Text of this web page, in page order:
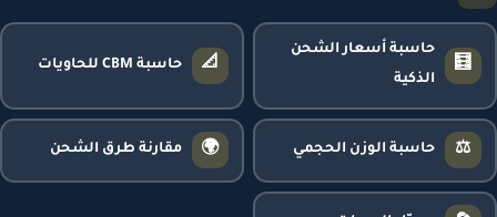
🧮
حاسبة أسعار الشحن
الذكية
📐 حاسبة CBM للحاويات
⚖️ حاسبة الوزن الحجمي 🌍 مقارنة طرق الشحن